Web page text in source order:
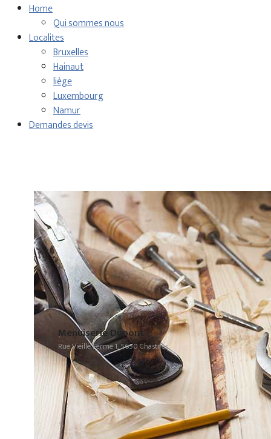
Home
Qui sommes nous
Localites
Bruxelles
Hainaut
liège
Luxembourg
Namur
Demandes devis
Menuiserie Dupont
Rue Vieille Ferme 1, 5650 Chastrès